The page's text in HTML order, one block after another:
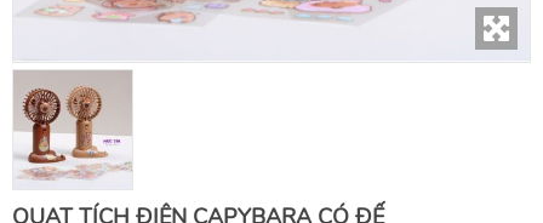
QUẠT TÍCH ĐIỆN CAPYBARA CÓ ĐẾ